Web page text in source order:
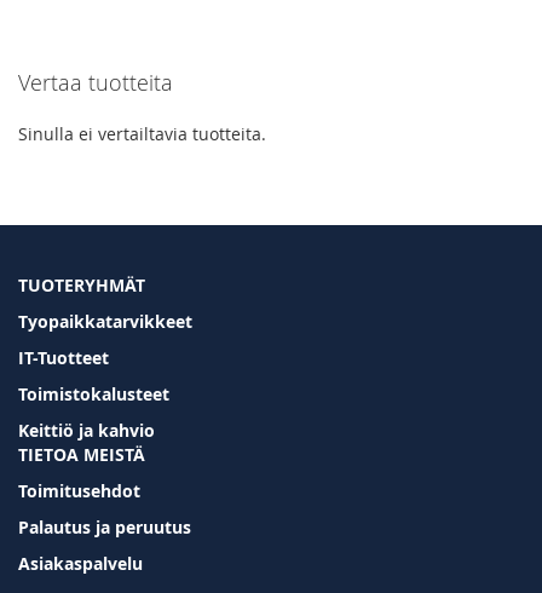
Vertaa tuotteita
Sinulla ei vertailtavia tuotteita.
TUOTERYHMÄT
Tyopaikkatarvikkeet
IT-Tuotteet
Toimistokalusteet
Keittiö ja kahvio
TIETOA MEISTÄ
Toimitusehdot
Palautus ja peruutus
Asiakaspalvelu